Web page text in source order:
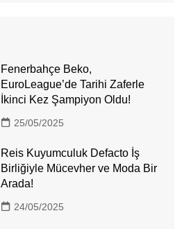
Fenerbahçe Beko,
EuroLeague’de Tarihi Zaferle
İkinci Kez Şampiyon Oldu!
25/05/2025
Reis Kuyumculuk Defacto İş
Birliğiyle Mücevher ve Moda Bir
Arada!
24/05/2025